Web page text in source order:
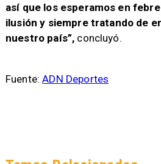
así que los esperamos en
ilusión y siempre tratando de
nuestro país”, concluyó.
Fuente:ADN Deportes